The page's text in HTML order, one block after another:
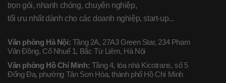
trọn gói, nhanh chóng, chuyên nghiệp,
tối ưu nhất dành cho các doanh nghiệp, start-up...
Văn phòng Hà Nội: Tầng 2A, 27A3 Green Star, 234 Phạm
Văn Đồng, Cổ Nhuế 1, Bắc Từ Liêm, Hà Nội
Văn phòng Hồ Chí Minh: Tầng 4, tòa nhà Kicotrans, số 5
Đống Đa, phường Tân Sơn Hòa, thành phố Hồ Chí Minh